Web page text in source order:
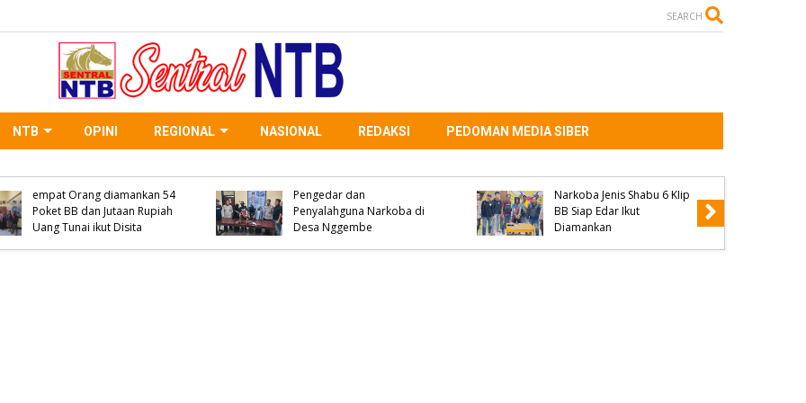
SEARCH
NTB OPINI REGIONAL NASIONAL REDAKSI PEDOMAN MEDIA SIBER
WNA Asal Negara Arab
Desa Oi Saro, Unit Inafis
Satreskrim Polres Bima
Kabupaten Olah TKP, Pihak
Keluarga Menolak Diautopsi
Terduga Pelaku Pengedar
Narkoba Jenis Shabu 4
Paket BB Siap Edar Ikut
Disita
Parado Jadi Pemateri
Seminar KKN Universitas
Muhammadiyah Bima dan
Ini Penyampaiannya